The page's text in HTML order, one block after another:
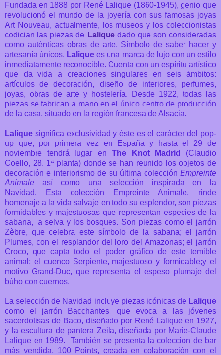
Fundada en 1888 por René Lalique (1860-1945), genio que
revolucionó el mundo de la joyería con sus famosas joyas
Art Nouveau, actualmente, los museos y los coleccionistas
codician las piezas de Lalique dado que son consideradas
como auténticas obras de arte. Símbolo de saber hacer y
artesanía únicos, Laliquees una marca de lujo con un estilo
inmediatamente reconocible. Cuenta con un espíritu artístico
que da vida a creaciones singulares en seis ámbitos:
artículos de decoración, diseño de interiores, perfumes,
joyas, obras de arte y hostelería. Desde 1922, todas las
piezas se fabrican a mano en el único centro de producción
de la casa, situado en la región francesa de Alsacia.
Lalique significa exclusividad y éste es el carácter del pop-
up que, por primera vez en España y hasta el 29 de
noviembre tendrá lugar en The Knot Madrid
(Claudio
Coello, 28. 1ª planta) donde se han reunido los objetos de
decoración e interiorismo de su última colección Empreinte
Animale así como una selección inspirada en la
Navidad.
Esta colección Empreinte Animale, rinde
homenaje a la vida salvaje en todo su esplendor, son piezas
formidables y majestuosas que representan especies de la
sabana, la selva y los bosques. Son piezas como el jarrón
Zèbre, que celebra este símbolo de la sabana; el jarrón
Plumes, con el resplandor del loro del Amazonas; el jarrón
Croco, que capta todo el poder gráfico de este temible
animal; el cuenco Serpiente, majestuoso y formidable;y el
motivo Grand-Duc, que representa el espeso plumaje del
búho con cuernos.
La selección de Navidad incluye piezas icónicas de Lalique
como el jarrón Bacchantes, que evoca a las jóvenes
sacerdotisas de Baco, diseñado por René Lalique en 1927,
y la escultura de pantera Zeila, diseñada por Marie-Claude
Lalique en 1989. También se presenta la colección de bar
más vendida, 100 Points, creada en colaboración con el